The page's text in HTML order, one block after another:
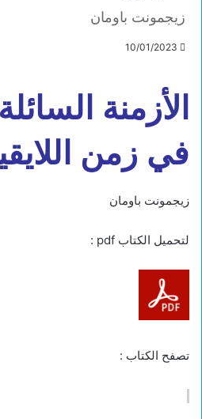
زيجمونت باومان
10/01/2023
الأزمنة
في زمن
زيجمونت باومان
لتحميل الكتاب pdf :
تصفح الكتاب :